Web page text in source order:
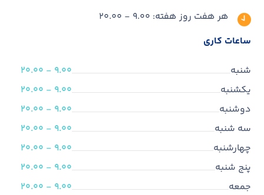
هر هفت روز هفته: 9.00 - 20.00
ساعات کاری
شنبه
9.00 - 20.00
یکشنبه
9.00 - 20.00
دوشنبه
9.00 - 20.00
سه شنبه
9.00 - 20.00
چهارشنبه
9.00 - 20.00
پنج شنبه
9.00 - 20.00
جمعه
9.00 - 20.00